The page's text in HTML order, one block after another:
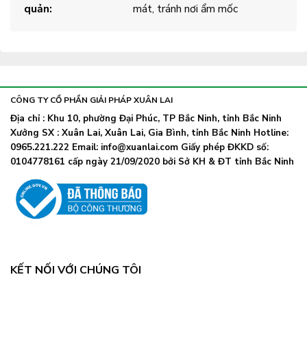
quản:
mát, tránh nơi ẩm mốc
CÔNG TY CỔ PHẦN GIẢI PHÁP XUÂN LAI
Địa chỉ : Khu 10, phường Đại Phúc, TP Bắc Ninh, tỉnh Bắc Ninh
Xưởng SX : Xuân Lai, Xuân Lai, Gia Bình, tỉnh Bắc Ninh Hotline:
0965.221.222 Email: info@xuanlai.com Giấy phép ĐKKD số:
0104778161 cấp ngày 21/09/2020 bởi Sở KH & ĐT tỉnh Bắc Ninh
KẾT NỐI VỚI CHÚNG TÔI